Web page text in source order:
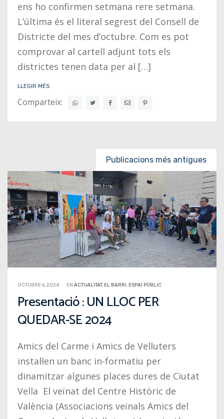
ens ho confirmen setmana rere setmana.
L’última és el literal segrest del Consell de
Districte del mes d’octubre. Com es pot
comprovar al cartell adjunt tots els
districtes tenen data per al […]
LLEGIR MÉS
Comparteix:
Publicacions més antigues
OCTUBRE 6, 2024 EN ACTUALITAT, EL BARRI , ESPAI PÚBLIC
Presentació : UN LLOC PER
QUEDAR-SE 2024
Amics del Carme i Amics de Velluters
instal·len un banc in-formatiu per
dinamitzar algunes places dures de Ciutat
Vella El veïnat del Centre Històric de
València (Associacions veïnals Amics del